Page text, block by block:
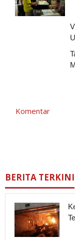
Komentar
BERITA TERKINI